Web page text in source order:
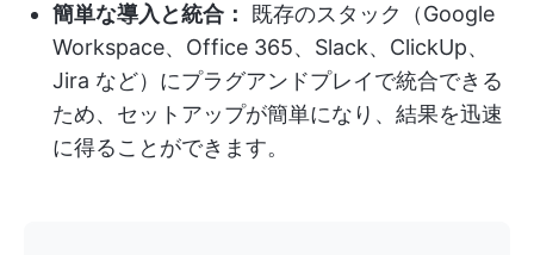
簡単な導入と統合：
既存のスタック（Google
Workspace、Office 365、Slack、ClickUp、
Jira など）にプラグアンドプレイで統合できる
ため、セットアップが簡単になり、結果を迅速
に得ることができます。